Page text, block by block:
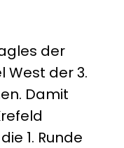
der
West der 3.
Damit
1. Runde